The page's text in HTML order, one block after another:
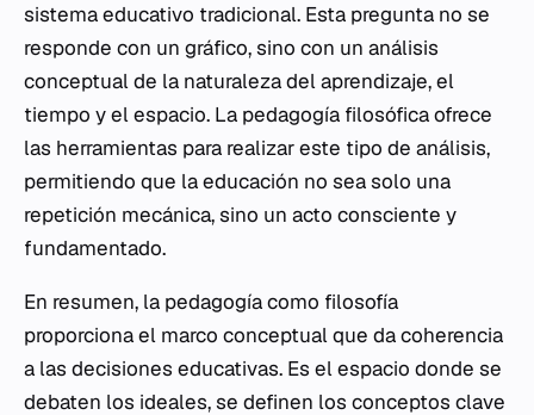
sistema educativo tradicional. Esta pregunta no se
responde con un gráfico, sino con un análisis
conceptual de la naturaleza del aprendizaje, el
tiempo y el espacio. La pedagogía filosófica ofrece
las herramientas para realizar este tipo de análisis,
permitiendo que la educación no sea solo una
repetición mecánica, sino un acto consciente y
fundamentado.
En resumen, la pedagogía como filosofía
proporciona el marco conceptual que da coherencia
a las decisiones educativas. Es el espacio donde se
debaten los ideales, se definen los conceptos clave